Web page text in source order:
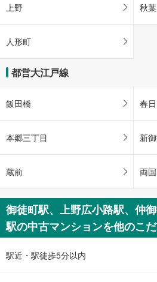
上野 秋
人形町
都営大江戸線
飯田橋 春日
本郷三丁目 新
蔵前 両国
御徒町駅、上野広小路駅、仲
駅の中古マンションを他のこ
駅近・駅徒歩5分以内